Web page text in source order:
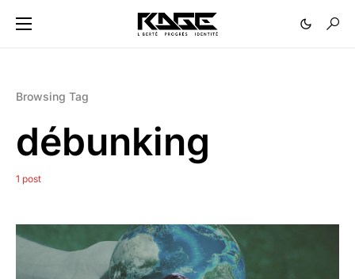
Browsing Tag
débunking
1 post